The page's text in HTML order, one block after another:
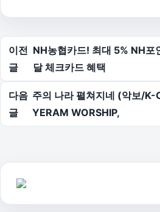
글 탐색
이전
글
NH농협카드! 최대 5% NH포
달 체크카드 혜택
다음
글
주의 나라 펼쳐지네 (악보/K-
YERAM WORSHIP,